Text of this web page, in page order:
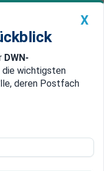
Premium
China
in der
X
DWN-
wichtigsten
deren Postfach